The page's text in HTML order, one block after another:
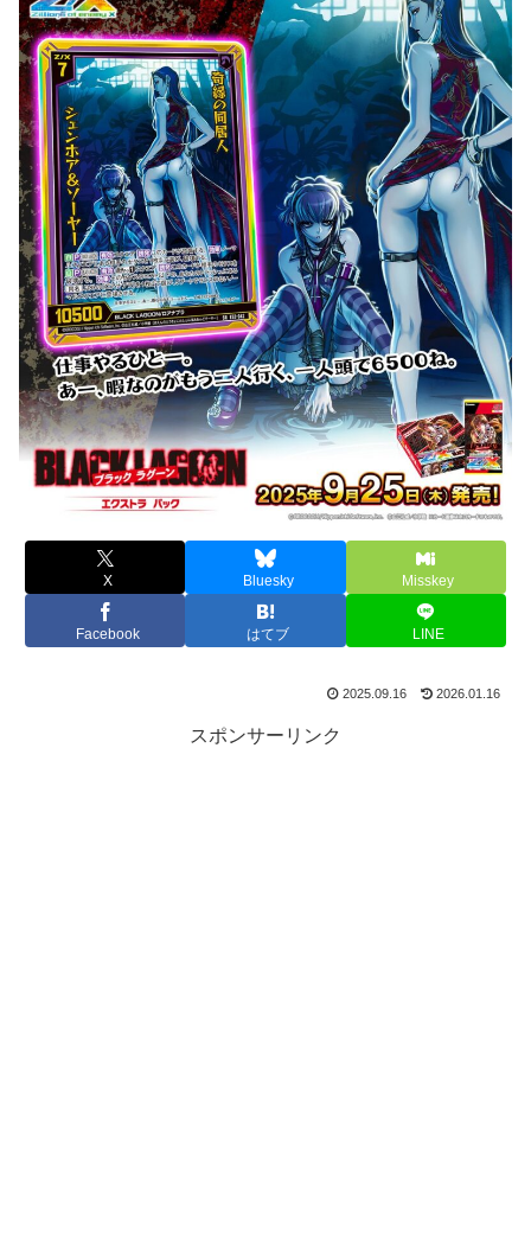
X Bluesky Misskey
Facebook はてブ LINE
2025.09.16 2026.01.16
スポンサーリンク